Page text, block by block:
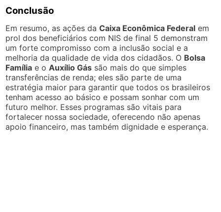
Conclusão
Em resumo, as ações daCaixa Econômica Federal em
prol dos beneficiários com NIS de final 5 demonstram
um forte compromisso com a inclusão social e a
melhoria da qualidade de vida dos cidadãos. O Bolsa
Família e oAuxílio Gás são mais do que simples
transferências de renda; eles são parte de uma
estratégia maior para garantir que todos os brasileiros
tenham acesso ao básico e possam sonhar com um
futuro melhor. Esses programas são vitais para
fortalecer nossa sociedade, oferecendo não apenas
apoio financeiro, mas também dignidade e esperança.